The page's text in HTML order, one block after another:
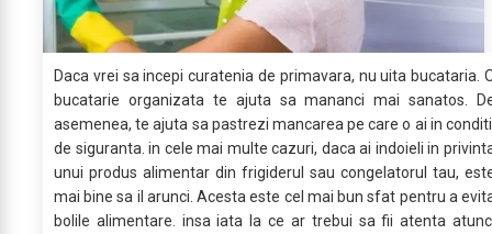
Daca vrei sa incepi curatenia de primavara, nu uita bucataria.
bucatarie organizata te ajuta sa mananci mai sanatos.
asemenea, te ajuta sa pastrezi mancarea pe care o ai in
de siguranta. in cele mai multe cazuri, daca ai indoieli in
unui produs alimentar din frigiderul sau congelatorul tau,
mai bine sa il arunci. Acesta este cel mai bun sfat pentru a
bolile alimentare. insa iata la ce ar trebui sa fii atenta